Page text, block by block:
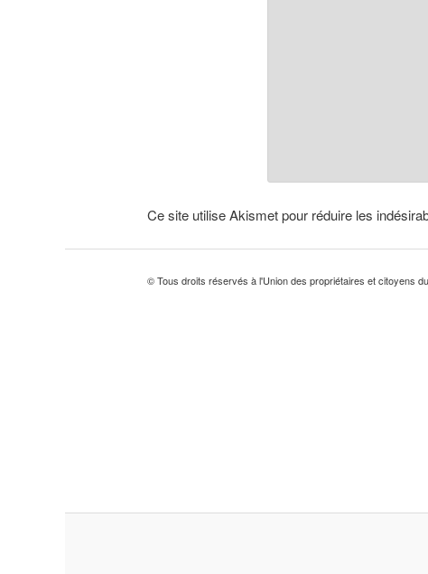
Ce site utilise Akismet pour réduire les
© Tous droits réservés à l'Union des propriétaires et citoyens